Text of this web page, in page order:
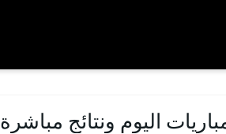
اليوم ونتائج مباشرة